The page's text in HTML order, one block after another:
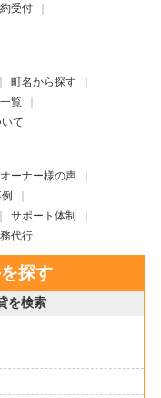
受付
町名から探す
覧
て
オーナー様の声
サポート体制
代行
探す
を検索